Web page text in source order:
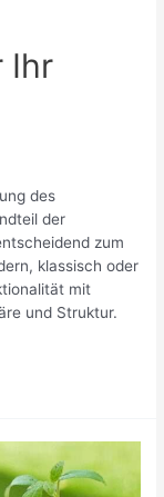
Ihr
des
der
zum
klassisch oder
mit
und Struktur.